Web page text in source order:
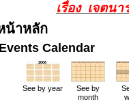
เรื่อง เจตน
น้าหลัก
Events Calendar
See by year
See by
month